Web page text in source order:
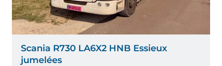
Scania R730 LA6X2 HNB Essieux
jumelées